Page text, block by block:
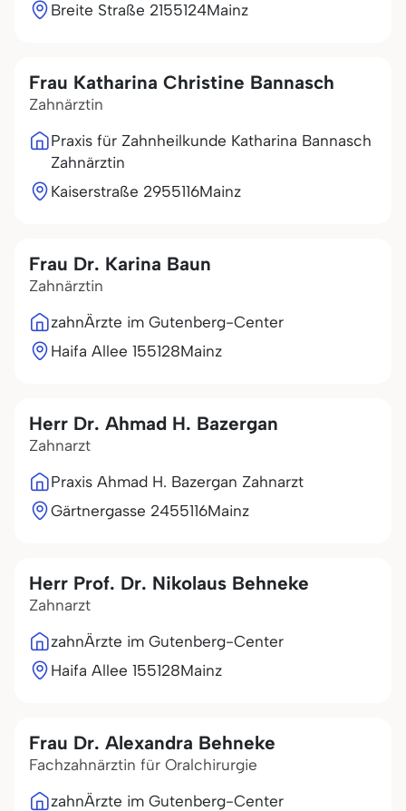
Breite Straße 2155124Mainz
Frau Katharina Christine Bannasch
Zahnärztin
Praxis für Zahnheilkunde Katharina Bannasch
Zahnärztin
Kaiserstraße 2955116Mainz
Frau Dr. Karina Baun
Zahnärztin
zahnÄrzte im Gutenberg-Center
Haifa Allee 155128Mainz
Herr Dr. Ahmad H. Bazergan
Zahnarzt
Praxis Ahmad H. Bazergan Zahnarzt
Gärtnergasse 2455116Mainz
Herr Prof. Dr. Nikolaus Behneke
Zahnarzt
zahnÄrzte im Gutenberg-Center
Haifa Allee 155128Mainz
Frau Dr. Alexandra Behneke
Fachzahnärztin für Oralchirurgie
zahnÄrzte im Gutenberg-Center